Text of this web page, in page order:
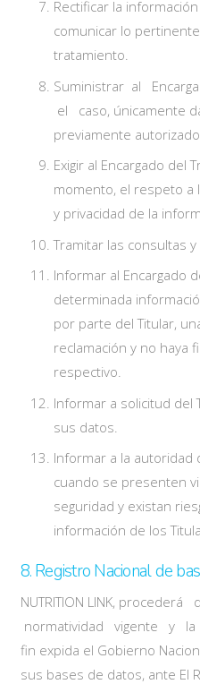
Rectificar la
comunicar lo
tratamiento.
Suministrar al
el caso, únicamente
previamente autorizado.
Exigir al Encargado del
momento, el respeto a
y privacidad de la
Tramitar las consultas
Informar al Encargado
determinada
por parte del Titular,
reclamación y no haya
respectivo.
Informar a solicitud del
sus datos.
Informar a la
cuando se presenten
seguridad y existan
información de los
8. Registro Nacional de
NUTRITION LINK,
normatividad vigente y la
fin expida el Gobierno
sus bases de datos, ante El